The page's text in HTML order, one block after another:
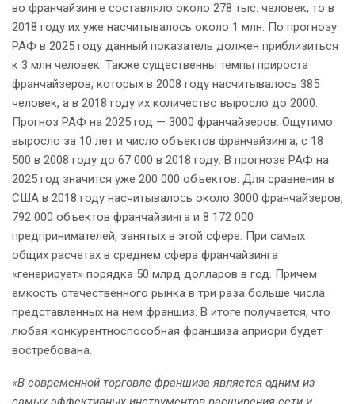
во франчайзинге составляло около 278 тыс. человек, то в
2018 году их уже насчитывалось около 1 млн. По прогнозу
РАФ в 2025 году данный показатель должен приблизиться
к 3 млн человек. Также существенны темпы прироста
франчайзеров, которых в 2008 году насчитывалось 385
человек, а в 2018 году их количество выросло до 2000.
Прогноз РАФ на 2025 год — 3000 франчайзеров. Ощутимо
выросло за 10 лет и число объектов франчайзинга, с 18
500 в 2008 году до 67 000 в 2018 году. В прогнозе РАФ на
2025 год значится уже 200 000 объектов. Для сравнения в
США в 2018 году насчитывалось около 3000 франчайзеров,
792 000 объектов франчайзинга и 8 172 000
предпринимателей, занятых в этой сфере. При самых
общих расчетах в среднем сфера франчайзинга
«генерирует» порядка 50 млрд долларов в год. Причем
емкость отечественного рынка в три раза больше числа
представленных на нем франшиз. В итоге получается, что
любая конкурентноспособная франшиза априори будет
востребована.
«В современной торговле франшиза является одним из